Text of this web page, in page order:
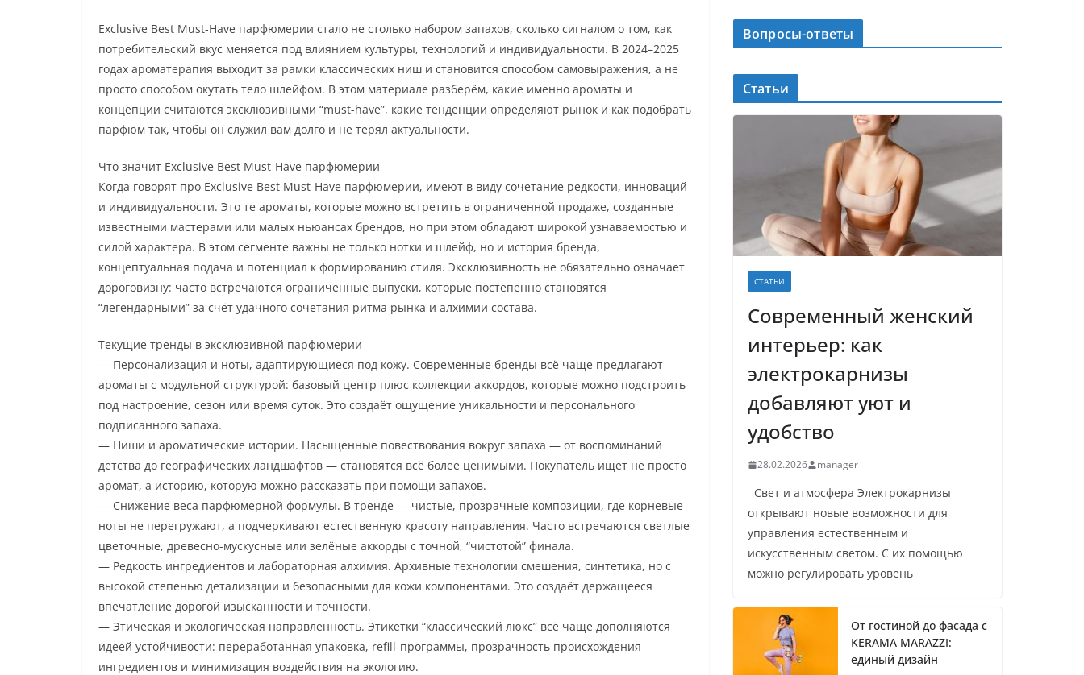
Exclusive Best Must-Have парфюмерии стало не столько набором запахов, сколько сигналом о том, как
потребительский вкус меняется под влиянием культуры, технологий и индивидуальности. В 2024–2025
годах ароматерапия выходит за рамки классических ниш и становится способом самовыражения, а не
просто способом окутать тело шлейфом. В этом материале разберём, какие именно ароматы и
концепции считаются эксклюзивными “must-have”, какие тенденции определяют рынок и как подобрать
парфюм так, чтобы он служил вам долго и не терял актуальности.
Что значит Exclusive Best Must-Have парфюмерии
Когда говорят про Exclusive Best Must-Have парфюмерии, имеют в виду сочетание редкости, инноваций
и индивидуальности. Это те ароматы, которые можно встретить в ограниченной продаже, созданные
известными мастерами или малых ньюансах брендов, но при этом обладают широкой узнаваемостью и
силой характера. В этом сегменте важны не только нотки и шлейф, но и история бренда,
концептуальная подача и потенциал к формированию стиля. Эксклюзивность не обязательно означает
дороговизну: часто встречаются ограниченные выпуски, которые постепенно становятся
“легендарными” за счёт удачного сочетания ритма рынка и алхимии состава.
Текущие тренды в эксклюзивной парфюмерии
— Персонализация и ноты, адаптирующиеся под кожу. Современные бренды всё чаще предлагают
ароматы с модульной структурой: базовый центр плюс коллекции аккордов, которые можно подстроить
под настроение, сезон или время суток. Это создаёт ощущение уникальности и персонального
подписанного запаха.
— Ниши и ароматические истории. Насыщенные повествования вокруг запаха — от воспоминаний
детства до географических ландшафтов — становятся всё более ценимыми. Покупатель ищет не просто
аромат, а историю, которую можно рассказать при помощи запахов.
— Снижение веса парфюмерной формулы. В тренде — чистые, прозрачные композиции, где корневые
ноты не перегружают, а подчеркивают естественную красоту направления. Часто встречаются светлые
цветочные, древесно-мускусные или зелёные аккорды с точной, “чистотой” финала.
— Редкость ингредиентов и лабораторная алхимия. Архивные технологии смешения, синтетика, но с
высокой степенью детализации и безопасными для кожи компонентами. Это создаёт держащееся
впечатление дорогой изысканности и точности.
— Этическая и экологическая направленность. Этикетки “классический люкс” всё чаще дополняются
идеей устойчивости: переработанная упаковка, refill-программы, прозрачность происхождения
ингредиентов и минимизация воздействия на экологию.
Вопросы-ответы
Статьи
СТАТЬИ
Современный женский
интерьер: как
электрокарнизы
добавляют уют и
удобство
28.02.2026 manager
Свет и атмосфера Электрокарнизы
открывают новые возможности для
управления естественным и
искусственным светом. С их помощью
можно регулировать уровень
От гостиной до фасада с
KERAMA MARAZZI:
единый дизайн